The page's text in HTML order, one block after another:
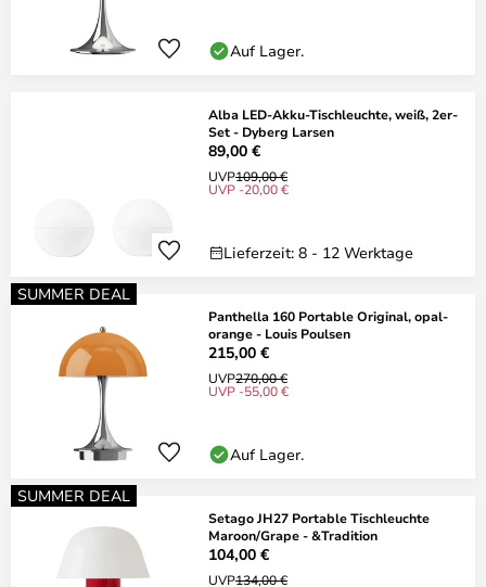
Auf Lager.
Alba LED-Akku-Tischleuchte, weiß, 2er-
Set - Dyberg Larsen
89,00 €
UVP109,00 €
UVP -20,00 €
Lieferzeit: 8 - 12 Werktage
SUMMER DEAL
Panthella 160 Portable Original, opal-
orange - Louis Poulsen
215,00 €
UVP270,00 €
UVP -55,00 €
Auf Lager.
SUMMER DEAL
Setago JH27 Portable Tischleuchte
Maroon/Grape - &Tradition
104,00 €
UVP134,00 €